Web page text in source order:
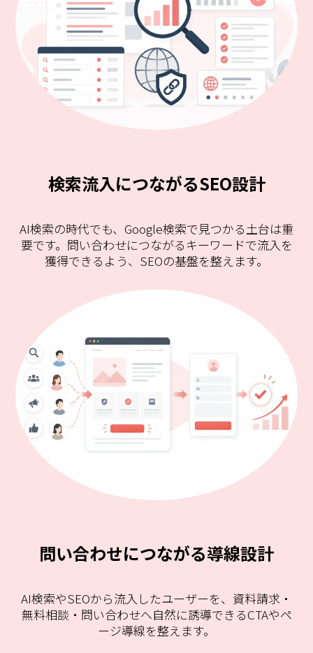
検索流入につながるSEO設計
AI検索の時代でも、Google検索で見つかる土台は重
要です。問い合わせにつながるキーワードで流入を
獲得できるよう、SEOの基盤を整えます。
問い合わせにつながる導線設計
AI検索やSEOから流入したユーザーを、資料請求・
無料相談・問い合わせへ自然に誘導できるCTAやペ
ージ導線を整えます。